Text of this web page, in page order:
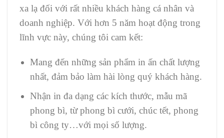
xa lạ đối với rất nhiều khách hàng cá nhân và
doanh nghiệp. Với hơn 5 năm hoạt động trong
lĩnh vực này, chúng tôi cam kết:
Mang đến những sản phẩm in ấn chất lượng
nhất, đảm bảo làm hài lòng quý khách hàng.
Nhận in đa dạng các kích thước, mẫu mã
phong bì, từ phong bì cưới, chúc tết, phong
bì công ty…với mọi số lượng.